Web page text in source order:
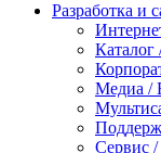
Разработка и
Каталог
Медиа /
Сервис